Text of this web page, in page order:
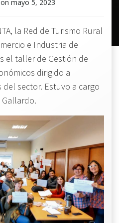
on mayo 5, 2023
la Red de Turismo Rural
e Industria de
el taller de Gestión de
dirigido a
sector. Estuvo a cargo
Gallardo.